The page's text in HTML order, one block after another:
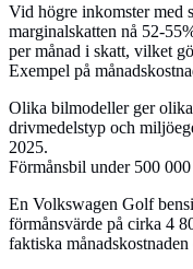
Vid högre inkomster med
marginalskatten nå 52-
per månad i skatt, vilket
Exempel på
Olika bilmodeller ger
drivmedelstyp och
2025.
Förmånsbil under 500
En Volkswagen Golf
förmånsvärde på cirka 4
faktiska